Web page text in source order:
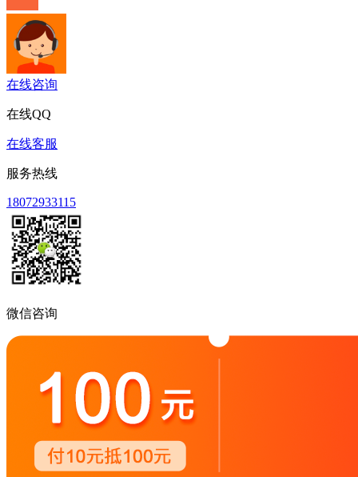
在线咨询
在线QQ
在线客服
服务热线
18072933115
微信咨询